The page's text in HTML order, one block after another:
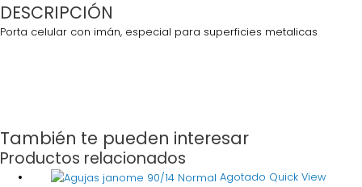
DESCRIPCIÓN
Porta celular con imán, especial para superficies metalicas
También te pueden interesar
Productos relacionados
Agotado Quick View